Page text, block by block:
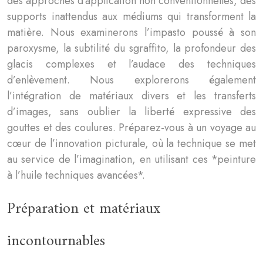
supports inattendus aux médiums qui transforment la
matière. Nous examinerons l’impasto poussé à son
paroxysme, la subtilité du sgraffito, la profondeur des
glacis complexes et l’audace des techniques
d’enlèvement. Nous explorerons également
l’intégration de matériaux divers et les transferts
d’images, sans oublier la liberté expressive des
gouttes et des coulures. Préparez-vous à un voyage au
cœur de l’innovation picturale, où la technique se met
au service de l’imagination, en utilisant ces *peinture
à l’huile techniques avancées*.
Préparation et matériaux
incontournables